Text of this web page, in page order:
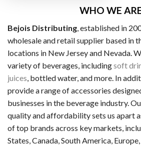
WHO WE
Bejois Distributing , established in
wholesale and retail supplier based in
locations in New Jersey and Nevada.
variety of beverages, includingsoft
juices , bottled water, and more. In
provide a range of accessories
businesses in the beverage industry.
quality and affordability sets us apart
of top brands across key markets,
States, Canada, South America,
ビットコイン・Ethereum（仮想通貨）
一般的な電子決済手段：
EcoPayz
Neteller
アイウォレット
スクリル
マッチベター
カジノ特典の種類